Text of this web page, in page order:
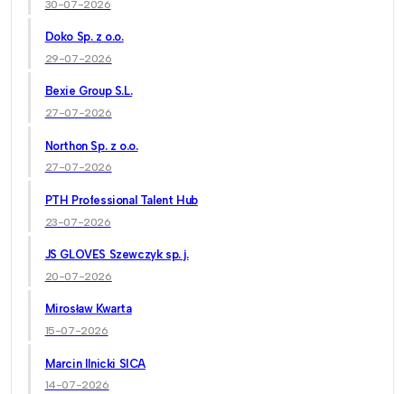
30-07-2026
Doko Sp. z o.o.
29-07-2026
Bexie Group S.L.
27-07-2026
Northon Sp. z o.o.
27-07-2026
PTH Professional Talent Hub
23-07-2026
JS GLOVES Szewczyk sp. j.
20-07-2026
Mirosław Kwarta
15-07-2026
Marcin Ilnicki SICA
14-07-2026